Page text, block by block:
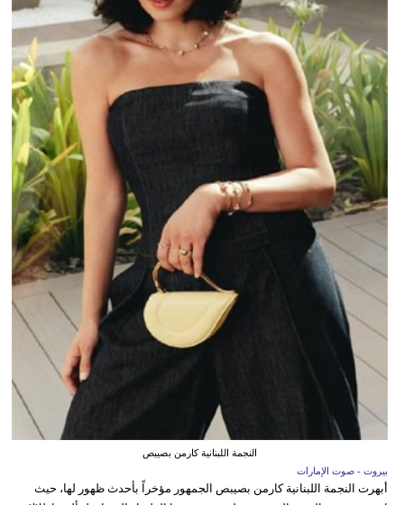
النجمة اللبنانية كارمن بصيبص
بيروت - صوت الإمارات
أبهرت النجمة اللبنانية كارمن بصيبص الجمهور مؤخراً بأحدث ظهور لها، حيث